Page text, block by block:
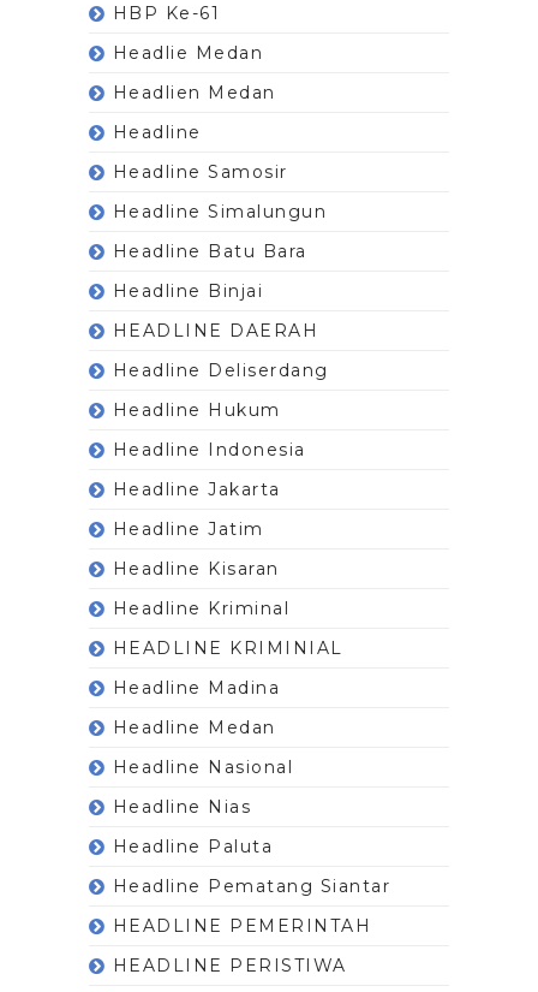
HBP Ke-61
Headlie Medan
Headlien Medan
Headline
Headline Samosir
Headline Simalungun
Headline Batu Bara
Headline Binjai
HEADLINE DAERAH
Headline Deliserdang
Headline Hukum
Headline Indonesia
Headline Jakarta
Headline Jatim
Headline Kisaran
Headline Kriminal
HEADLINE KRIMINIAL
Headline Madina
Headline Medan
Headline Nasional
Headline Nias
Headline Paluta
Headline Pematang Siantar
HEADLINE PEMERINTAH
HEADLINE PERISTIWA